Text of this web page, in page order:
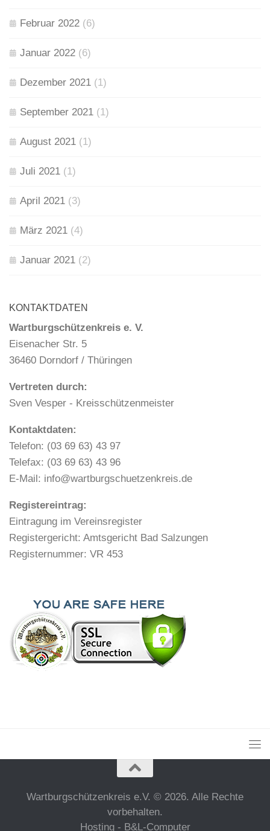
Februar 2022 (6)
Januar 2022 (6)
Dezember 2021 (1)
September 2021 (1)
August 2021 (1)
Juli 2021 (1)
April 2021 (3)
März 2021 (4)
Januar 2021 (2)
KONTAKTDATEN
Wartburgschützenkreis e. V.
Eisenacher Str. 5
36460 Dorndorf / Thüringen
Vertreten durch:
Sven Vesper - Kreisschützenmeister
Kontaktdaten:
Telefon: (03 69 63) 43 97
Telefax: (03 69 63) 43 96
E-Mail: info@wartburgschuetzenkreis.de
Registereintrag:
Eintragung im Vereinsregister
Registergericht: Amtsgericht Bad Salzungen
Registernummer: VR 453
Wartburgschützenkreis e.V. © 2026. Alle Rechte
vorbehalten.
Hosting - B&L-Computer